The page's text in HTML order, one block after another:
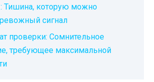
Тишина, которую можно
сигнал
проверки: Сомнительное
требующее максимальной